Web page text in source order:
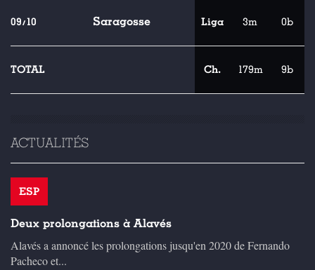
09/10 Saragosse Liga 3m 0b
TOTAL Ch. 179m 9b
ACTUALITÉS
ESP
Deux prolongations à Alavés
Alavés a annoncé les prolongations jusqu'en 2020 de Fernando
Pacheco et...